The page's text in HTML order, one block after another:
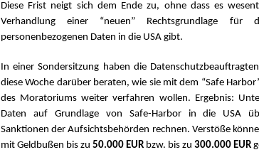
Diese Frist neigt sich dem Ende zu, ohne dass es
Verhandlung einer “neuen” Rechtsgrundlage für
personenbezogenen Daten in die USA gibt.
In einer Sondersitzung haben die
diese Woche darüber beraten, wie sie mit dem “Safe
des Moratoriums weiter verfahren wollen. Ergebnis:
Daten auf Grundlage von Safe-Harbor in die USA
Sanktionen der Aufsichtsbehörden rechnen. Verstöße
mit Geldbußen bis zu 50.000 EUR bzw. bis zu 300.000 EUR